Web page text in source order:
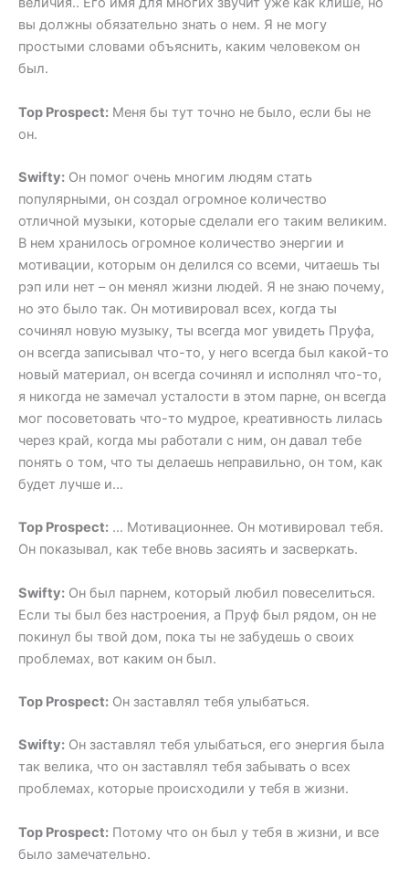
вы должны обязательно знать о нем. Я не могу
простыми словами объяснить, каким человеком он
был.
Top Prospect: Меня бы тут точно не было, если бы не
он.
Swifty: Он помог очень многим людям стать
популярными, он создал огромное количество
отличной музыки, которые сделали его таким великим.
В нем хранилось огромное количество энергии и
мотивации, которым он делился со всеми, читаешь ты
рэп или нет – он менял жизни людей. Я не знаю почему,
но это было так. Он мотивировал всех, когда ты
сочинял новую музыку, ты всегда мог увидеть Пруфа,
он всегда записывал что-то, у него всегда был какой-то
новый материал, он всегда сочинял и исполнял что-то,
я никогда не замечал усталости в этом парне, он всегда
мог посоветовать что-то мудрое, креативность лилась
через край, когда мы работали с ним, он давал тебе
понять о том, что ты делаешь неправильно, он том, как
будет лучше и…
Top Prospect: … Мотивационнее. Он мотивировал тебя.
Он показывал, как тебе вновь засиять и засверкать.
Swifty: Он был парнем, который любил повеселиться.
Если ты был без настроения, а Пруф был рядом, он не
покинул бы твой дом, пока ты не забудешь о своих
проблемах, вот каким он был.
Top Prospect: Он заставлял тебя улыбаться.
Swifty: Он заставлял тебя улыбаться, его энергия была
так велика, что он заставлял тебя забывать о всех
проблемах, которые происходили у тебя в жизни.
Top Prospect: Потому что он был у тебя в жизни, и все
было замечательно.